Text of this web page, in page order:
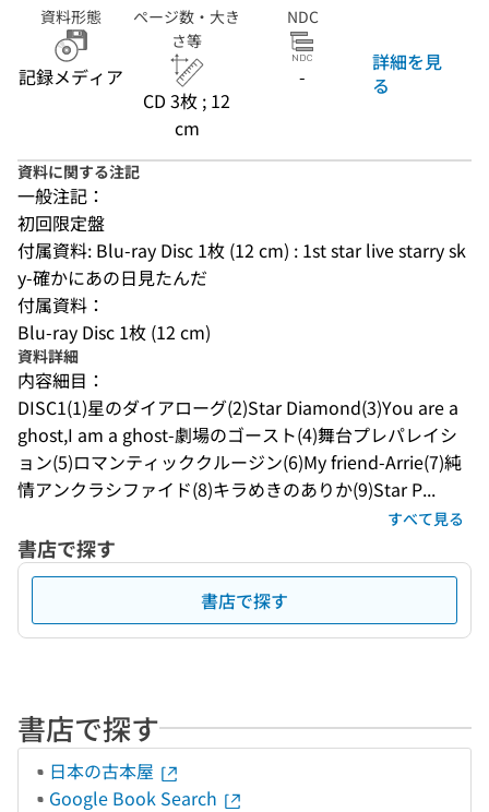
資料形態
記録メディア
ページ数・大き
さ等
CD 3枚 ; 12
cm
NDC
-
詳細を見
る
資料に関する注記
一般注記：
初回限定盤
付属資料: Blu-ray Disc 1枚 (12 cm) : 1st star live starry sk
y-確かにあの日見たんだ
付属資料：
Blu-ray Disc 1枚 (12 cm)
資料詳細
内容細目：
DISC1(1)星のダイアローグ(2)Star Diamond(3)You are a
ghost,I am a ghost-劇場のゴースト(4)舞台プレパレイシ
ョン(5)ロマンティッククルージン(6)My friend-Arrie(7)純
情アンクラシファイド(8)キラめきのありか(9)Star P...
すべて見る
書店で探す
書店で探す
書店で探す
日本の古本屋
Google Book Search